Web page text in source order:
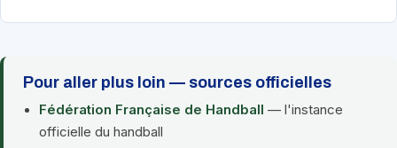
Pour aller plus loin — sources officielles
Fédération Française de Handball — l'instance
officielle du handball